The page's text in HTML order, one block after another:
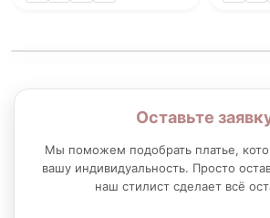
Оставьте
Мы поможем подобрать платье,
вашу индивидуальность. Просто
наш стилист сделает всё